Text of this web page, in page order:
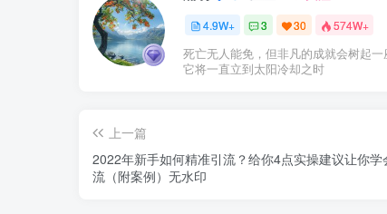
4.9W+ 3 30 574W+
死亡无人能免，但非凡的成就会树起一
它将一直立到太阳冷却之时
上一篇
2022年新手如何精准引流？给你4点实操建议让你学
流（附案例）无水印